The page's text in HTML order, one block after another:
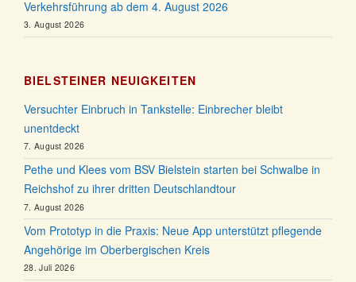
Verkehrsführung ab dem 4. August 2026
3. August 2026
BIELSTEINER NEUIGKEITEN
Versuchter Einbruch in Tankstelle: Einbrecher bleibt
unentdeckt
7. August 2026
Pethe und Klees vom BSV Bielstein starten bei Schwalbe in
Reichshof zu ihrer dritten Deutschlandtour
7. August 2026
Vom Prototyp in die Praxis: Neue App unterstützt pflegende
Angehörige im Oberbergischen Kreis
28. Juli 2026